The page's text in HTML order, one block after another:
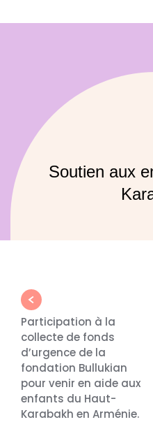
Soutien aux
Participation à la
collecte de fonds
d’urgence de la
fondation Bullukian
pour venir en aide aux
enfants du Haut-
Karabakh en Arménie.